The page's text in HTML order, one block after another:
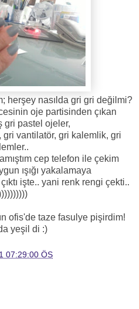
herşey nasılda gri gri değilmi?
oje partisinden çıkan
gri pastel ojeler,
vantilatör, gri kalemlik, gri
cep telefon ile çekim
ışığı yakalamaya
işte.. yani renk rengi çekti..
ofis'de taze fasulye pişirdim!
yeşil di :)
07:29:00 ÖS